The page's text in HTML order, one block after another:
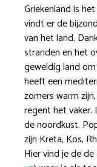
Griekenland is
vindt er de
van het land.
stranden en het
geweldig land
heeft een
zomers warm
regent het
de noordkust.
zijn Kreta, Kos,
Hier vind je de